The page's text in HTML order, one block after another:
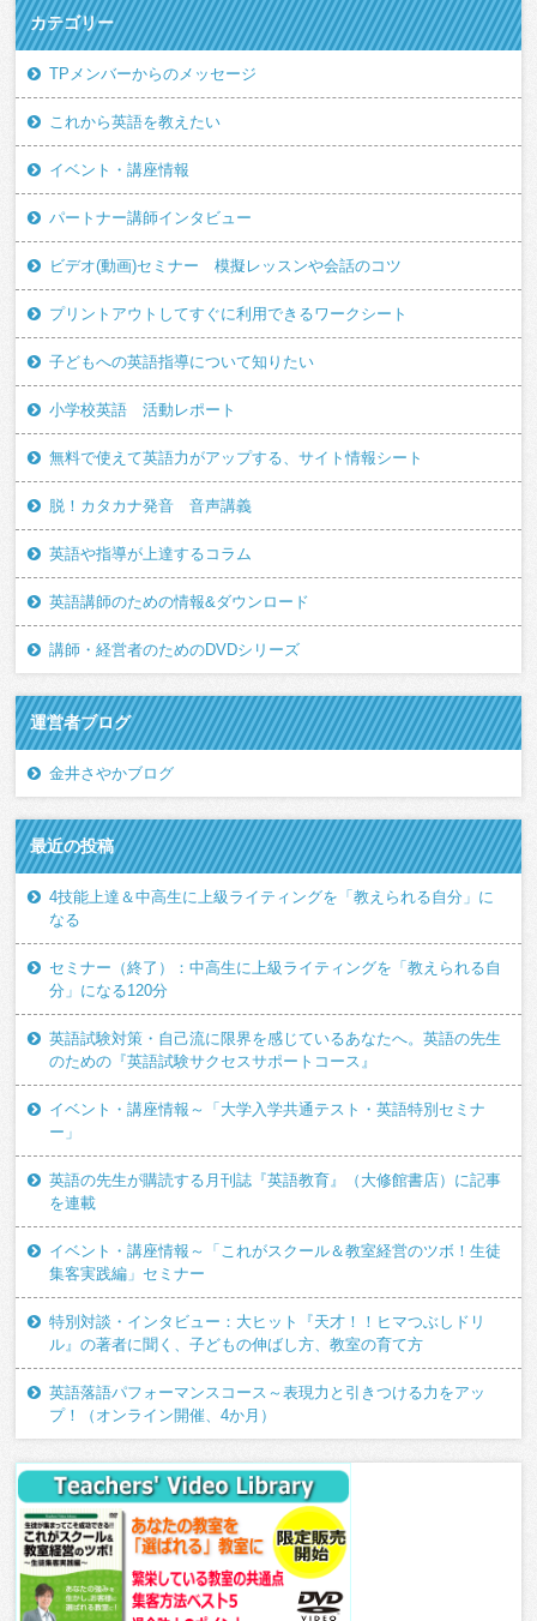
カテゴリー
TPメンバーからのメッセージ
これから英語を教えたい
イベント・講座情報
パートナー講師インタビュー
ビデオ(動画)セミナー 模擬レッスンや会話のコツ
プリントアウトしてすぐに利用できるワークシート
子どもへの英語指導について知りたい
小学校英語 活動レポート
無料で使えて英語力がアップする、サイト情報シート
脱！カタカナ発音 音声講義
英語や指導が上達するコラム
英語講師のための情報&ダウンロード
講師・経営者のためのDVDシリーズ
運営者ブログ
金井さやかブログ
最近の投稿
4技能上達＆中高生に上級ライティングを「教えられる自分」に
なる
セミナー（終了）：中高生に上級ライティングを「教えられる自
分」になる120分
英語試験対策・自己流に限界を感じているあなたへ。英語の先生
のための『英語試験サクセスサポートコース』
イベント・講座情報～「大学入学共通テスト・英語特別セミナ
ー」
英語の先生が購読する月刊誌『英語教育』（大修館書店）に記事
を連載
イベント・講座情報～「これがスクール＆教室経営のツボ！生徒
集客実践編」セミナー
特別対談・インタビュー：大ヒット『天才！！ヒマつぶしドリ
ル』の著者に聞く、子どもの伸ばし方、教室の育て方
英語落語パフォーマンスコース～表現力と引きつける力をアッ
プ！（オンライン開催、4か月）